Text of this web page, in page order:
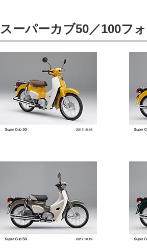
ちょっと気になるネットの話題
スーパーカブ50／100フ